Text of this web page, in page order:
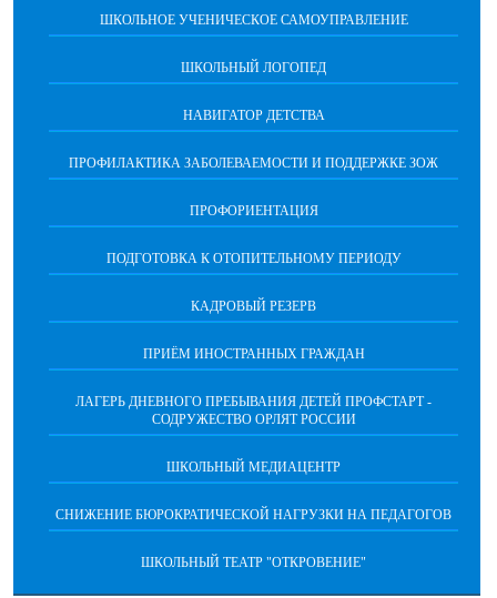
ШКОЛЬНОЕ УЧЕНИЧЕСКОЕ САМОУПРАВЛЕНИЕ
ШКОЛЬНЫЙ ЛОГОПЕД
НАВИГАТОР ДЕТСТВА
ПРОФИЛАКТИКА ЗАБОЛЕВАЕМОСТИ И ПОДДЕРЖКЕ ЗОЖ
ПРОФОРИЕНТАЦИЯ
ПОДГОТОВКА К ОТОПИТЕЛЬНОМУ ПЕРИОДУ
КАДРОВЫЙ РЕЗЕРВ
ПРИЁМ ИНОСТРАННЫХ ГРАЖДАН
ЛАГЕРЬ ДНЕВНОГО ПРЕБЫВАНИЯ ДЕТЕЙ ПРОФСТАРТ -
СОДРУЖЕСТВО ОРЛЯТ РОССИИ
ШКОЛЬНЫЙ МЕДИАЦЕНТР
СНИЖЕНИЕ БЮРОКРАТИЧЕСКОЙ НАГРУЗКИ НА ПЕДАГОГОВ
ШКОЛЬНЫЙ ТЕАТР "ОТКРОВЕНИЕ"